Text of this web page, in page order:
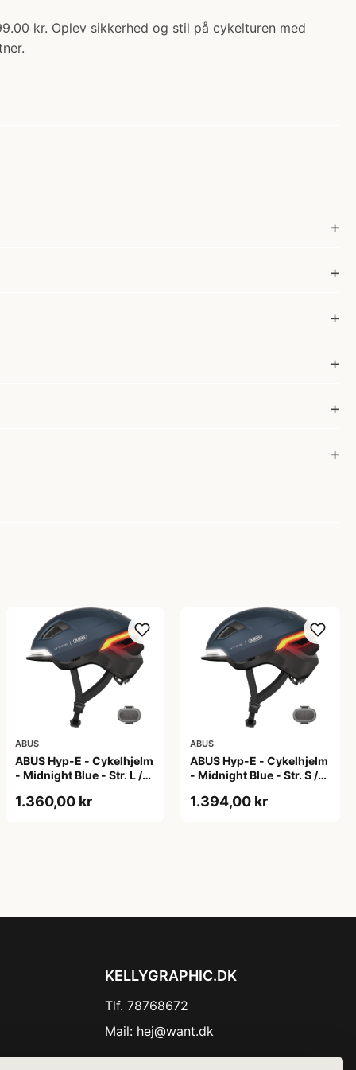
kr. Oplev sikkerhed og stil på cykelturen med
ABUS
ABUS Hyp-E - Cykelhjelm
- Midnight Blue - Str. L /
1.360,00 kr
ABUS
ABUS Hyp-E - Cykelhjelm
- Midnight Blue - Str. S /
1.394,00 kr
KELLYGRAPHIC.DK
Tlf. 78768672
Mail: hej@want.dk